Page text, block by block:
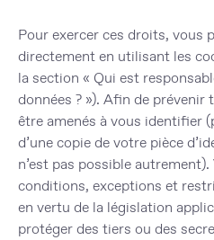
Pour exercer ces droits, vous
directement en utilisant les
la section « Qui est
données ? »). Afin de
être amenés à vous identifier
d’une copie de votre pièce
n’est pas possible
conditions, exceptions et
en vertu de la législation
protéger des tiers ou des